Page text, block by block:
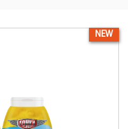
NEW